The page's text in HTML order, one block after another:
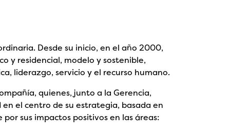
Desde su inicio, en el año 2000,
y residencial, modelo y sostenible,
liderazgo, servicio y el recurso humano.
quienes, junto a la Gerencia,
el centro de su estrategia, basada en
sus impactos positivos en las áreas: